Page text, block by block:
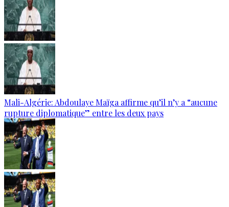
Mali-Algérie: Abdoulaye Maïga affirme qu’il n’y a “aucune
rupture diplomatique” entre les deux pays